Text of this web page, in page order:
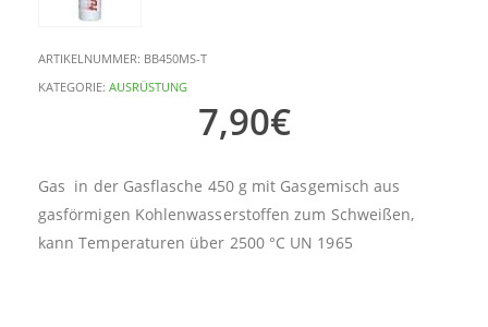
ARTIKELNUMMER: BB450MS-T
KATEGORIE: AUSRÜSTUNG
7,90€
Gas in der Gasflasche 450 g mit Gasgemisch aus
gasförmigen Kohlenwasserstoffen zum Schweißen,
kann Temperaturen über 2500 °C UN 1965